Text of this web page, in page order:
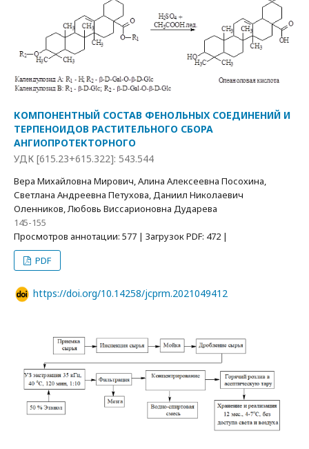
КОМПОНЕНТНЫЙ СОСТАВ ФЕНОЛЬНЫХ СОЕДИНЕНИЙ И
ТЕРПЕНОИДОВ РАСТИТЕЛЬНОГО СБОРА
АНГИОПРОТЕКТОРНОГО
УДК [615.23+615.322]: 543.544
Вера Михайловна Мирович, Алина Алексеевна Посохина,
Светлана Андреевна Петухова, Даниил Николаевич
Оленников, Любовь Виссарионовна Дударева
145-155
Просмотров аннотации: 577 | Загрузок PDF: 472 |
PDF
https://doi.org/10.14258/jcprm.2021049412